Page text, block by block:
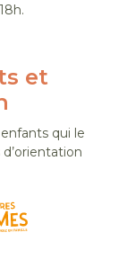
et
qui le